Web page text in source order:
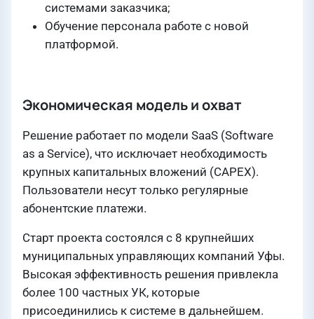
системами заказчика;
Обучение персонала работе с новой
платформой.
Экономическая модель и охват
Решение работает по модели SaaS (Software
as a Service), что исключает необходимость
крупных капитальных вложений (CAPEX).
Пользователи несут только регулярные
абонентские платежи.
Старт проекта состоялся с 8 крупнейших
муниципальных управляющих компаний Уфы.
Высокая эффективность решения привлекла
более 100 частных УК, которые
присоединились к системе в дальнейшем.